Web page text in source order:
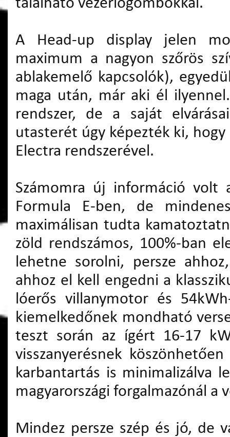
A Head-up display jelen
maximum a nagyon szőrös
ablakemelő kapcsolók),
maga után, már aki él
rendszer, de a saját
utasterét úgy képezték ki,
Electra rendszerével.
Számomra új információ volt
Formula E-ben, de
maximálisan tudta
zöld rendszámos, 100%-ban
lehetne sorolni, persze
ahhoz el kell engedni a
lóerős villanymotor és
kiemelkedőnek mondható
teszt során az ígért 16-17
visszanyerésnek
karbantartás is minimalizálva
magyarországi forgalmazónál a
Mindez persze szép és jó, de